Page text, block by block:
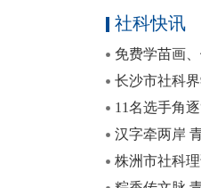
论学习小组·
社科快讯
免费学苗画
暑期课堂开
长沙市社科
谈会召开
11名选手角
普及讲解员
汉字牵两岸
术传承与实
株洲市社科